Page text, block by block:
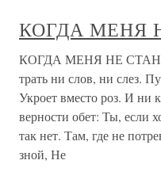
КОГДА МЕНЯ
КОГДА МЕНЯ НЕ
трать ни слов, ни слез.
Укроет вместо роз. И
верности обет: Ты,
так нет. Там, где не
зной, Не